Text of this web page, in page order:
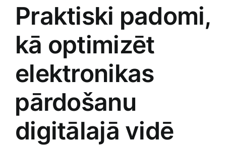
Praktiski padomi,
‌kā optimizēt
elektronikas
⁣pārdošanu
digitālajā vidē